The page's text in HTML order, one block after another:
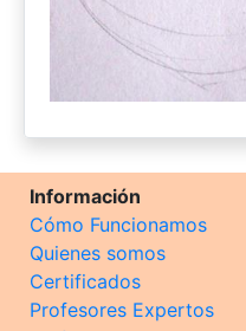
Información
Cómo Funcionamos
Quienes somos
Certificados
Profesores Expertos